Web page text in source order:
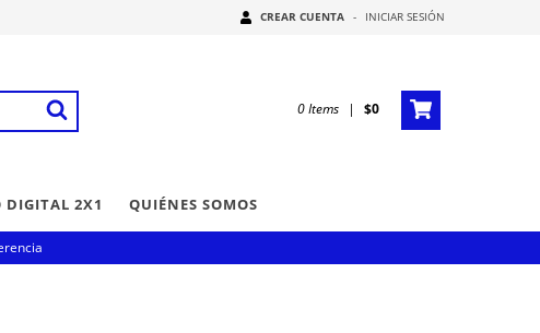
CREAR CUENTA - INICIAR SESIÓN
0Items | $0
DIGITAL 2X1 QUIÉNES SOMOS